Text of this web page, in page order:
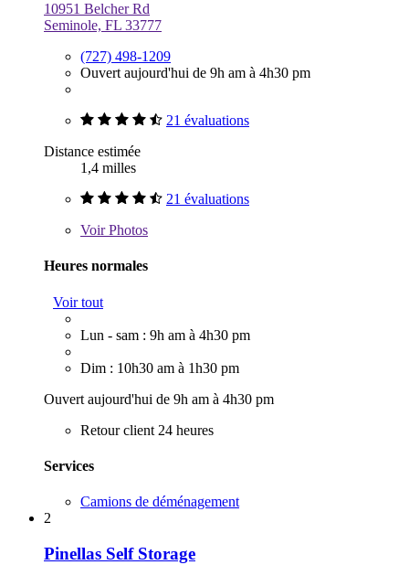
10951 Belcher Rd
Seminole, FL 33777
(727) 498-1209
Ouvert aujourd'hui de 9h am à 4h30 pm
21 évaluations
Distance estimée
1,4 milles
21 évaluations
VoirPhotos
Heures normales
Voir tout
Lun - sam : 9h am à 4h30 pm
Dim : 10h30 am à 1h30 pm
Ouvert aujourd'hui de 9h am à 4h30 pm
Retour client 24 heures
Services
Camions de déménagement
2
Pinellas Self Storage